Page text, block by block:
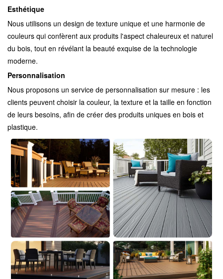
Esthétique
Nous utilisons un design de texture unique et une harmonie de
couleurs qui confèrent aux produits l'aspect chaleureux et naturel
du bois, tout en révélant la beauté exquise de la technologie
moderne.
Personnalisation
Nous proposons un service de personnalisation sur mesure : les
clients peuvent choisir la couleur, la texture et la taille en fonction
de leurs besoins, afin de créer des produits uniques en bois et
plastique.